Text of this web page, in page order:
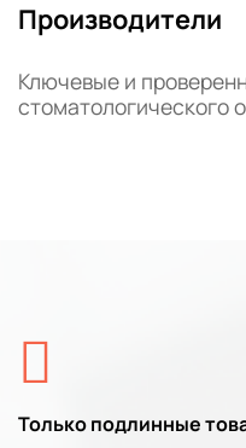
Производители
Ключевые и
стоматологического
Только подлинные